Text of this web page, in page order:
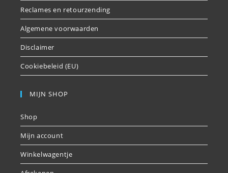
Reclames en retourzending
Algemene voorwaarden
Disclaimer
Cookiebeleid (EU)
MIJN SHOP
Shop
Mijn account
Winkelwagentje